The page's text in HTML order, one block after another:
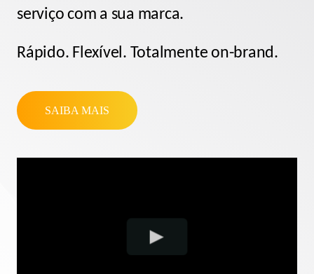
serviço com a sua marca.
Rápido. Flexível. Totalmente on-brand.
SAIBA MAIS